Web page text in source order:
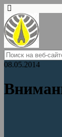
08.05.2014